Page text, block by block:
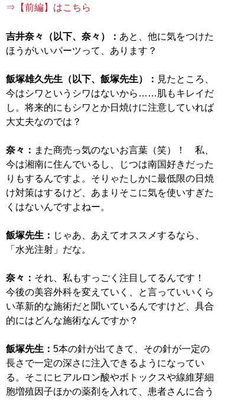
⇒【前編】はこちら
吉井奈々（以下、奈々）： あと、他に気をつけた
ほうがいいパーツって、あります？
飯塚雄久先生（以下、飯塚先生）： 見たところ、
今はシワというシワはないから……肌もキレイだ
し。将来的にもシワとか日焼けに注意していれば
大丈夫なのでは？
奈々： また商売っ気のないお言葉（笑）！ 私、
今は湘南に住んでいるし、じつは南国好きだった
りもするんですよ。そりゃたしかに最低限の日焼
け対策はするけど、あまりそこに気を使いすぎた
くはないんですよねー。
飯塚先生： じゃあ、あえてオススメするなら、
「水光注射」だな。
奈々： それ、私もすっごく注目してるんです！
今後の美容外科を変えていく、と言っていいくら
い革新的な施術だと聞いているんですけど、具合
的にはどんな施術なんですか？
飯塚先生： 5本の針が出てきて、その針が一定の
長さで一定の深さに注入できるようになってい
る。そこにヒアルロン酸やボトックスや線維芽細
胞増殖因子ほかの薬剤を入れて、患者さんに合う